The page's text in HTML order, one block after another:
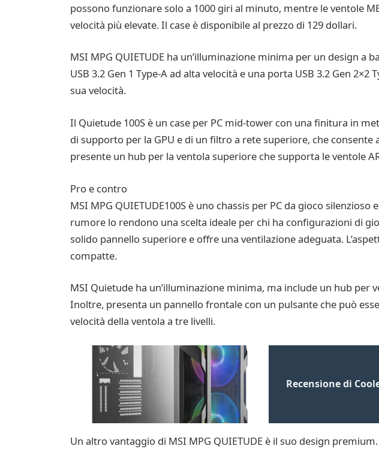
possono funzionare solo a 1000 giri al minuto, mentre le ventole
velocità più elevate. Il case è disponibile al prezzo di 129 dollari.
MSI MPG QUIETUDE ha un’illuminazione minima per un design
USB 3.2 Gen 1 Type-A ad alta velocità e una porta USB 3.2 Gen
sua velocità.
Il Quietude 100S è un case per PC mid-tower con una finitura in
di supporto per la GPU e di un filtro a rete superiore, che
presente un hub per la ventola superiore che supporta le ventole
Pro e contro
MSI MPG QUIETUDE100S è uno chassis per PC da gioco
rumore lo rendono una scelta ideale per chi ha configurazioni di
solido pannello superiore e offre una ventilazione adeguata.
compatte.
MSI Quietude ha un’illuminazione minima, ma include un hub per
Inoltre, presenta un pannello frontale con un pulsante che può
velocità della ventola a tre livelli.
Recensione di
Un altro vantaggio di MSI MPG QUIETUDE è il suo design